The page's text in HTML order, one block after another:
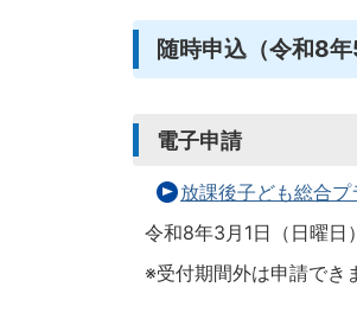
随時申込（令和8年
電子申請
放課後子ども総合
令和8年3月1日（日曜日
※受付期間外は申請でき